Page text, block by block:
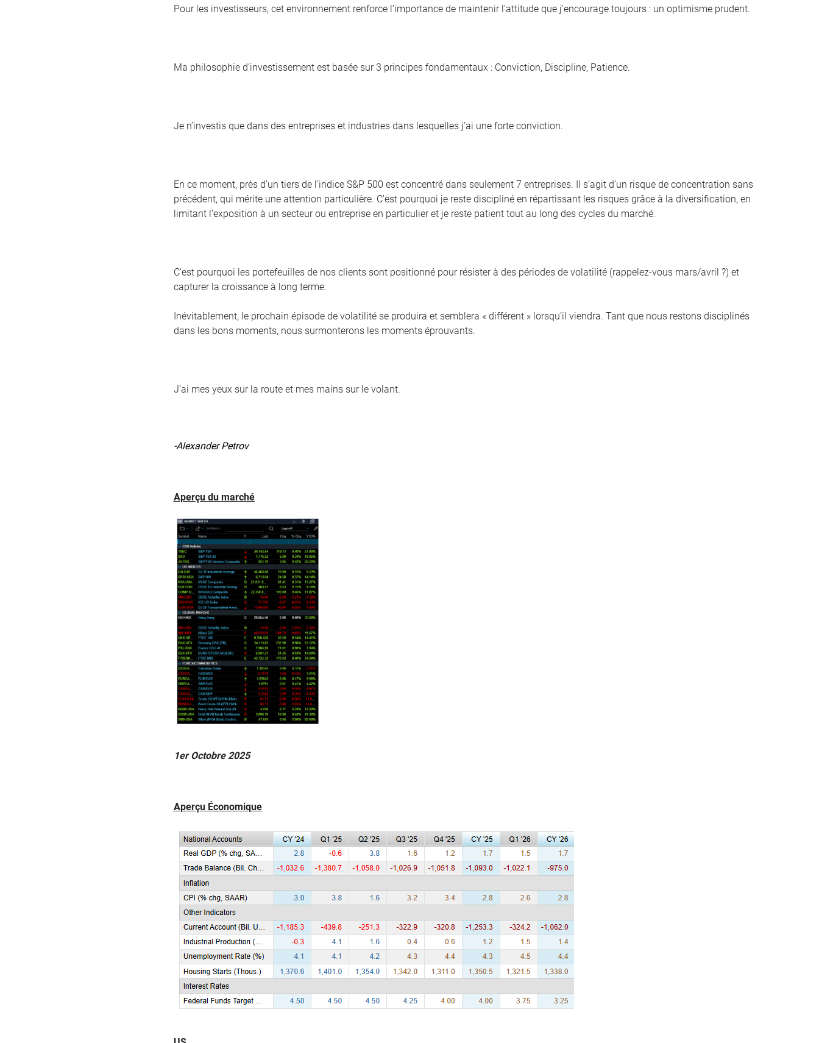
Pour les investisseurs, cet environnement renforce l’importance de maintenir l’attitude que j’encourage toujours : un optimisme prudent.
Ma philosophie d’investissement est basée sur 3 principes fondamentaux : Conviction, Discipline, Patience.
Je n’investis que dans des entreprises et industries dans lesquelles j’ai une forte conviction.
En ce moment, près d’un tiers de l’indice S&P 500 est concentré dans seulement 7 entreprises. Il s’agit d’un risque de concentration sans
précédent, qui mérite une attention particulière. C’est pourquoi je reste discipliné en répartissant les risques grâce à la diversification, en
limitant l’exposition à un secteur ou entreprise en particulier et je reste patient tout au long des cycles du marché.
C’est pourquoi les portefeuilles de nos clients sont positionné pour résister à des périodes de volatilité (rappelez-vous mars/avril ?) et
capturer la croissance à long terme.
Inévitablement, le prochain épisode de volatilité se produira et semblera « différent » lorsqu’il viendra. Tant que nous restons disciplinés
dans les bons moments, nous surmonterons les moments éprouvants.
J’ai mes yeux sur la route et mes mains sur le volant.
-Alexander Petrov
Aperçu du marché
1er Octobre 2025
Aperçu Économique